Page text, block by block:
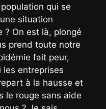
qui se
situation
? On est là, plongé
prend toute notre
fait peur,
les entreprises
à la hausse et
le rouge sans aide